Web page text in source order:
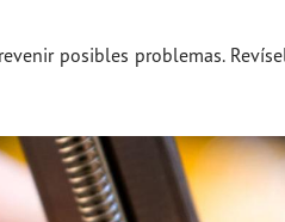
posibles problemas.